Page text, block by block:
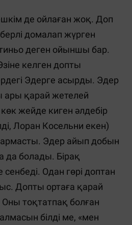
де ойлаған жоқ. Доп
домалап жүрген
деген ойыншы бар.
келген допты
Эдерге асырды. Эдер
ары қарай жетелей
жейде киген әлдебір
Лоран Косельни екен)
Эдер айып добын
да болады. Бірақ
Одан гөрі доптан
Допты ортаға қарай
Оны тоқтатпақ болған
білді ме, «мен